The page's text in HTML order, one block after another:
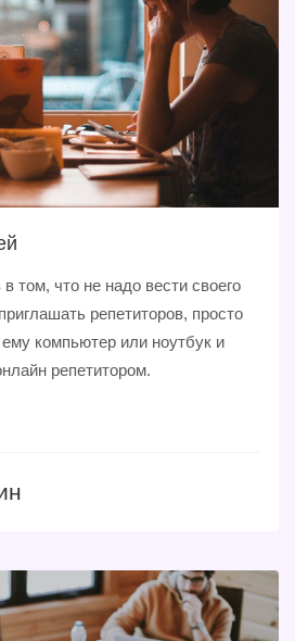
том, что не надо вести своего
репетиторов, просто
компьютер или ноутбук и
репетитором.